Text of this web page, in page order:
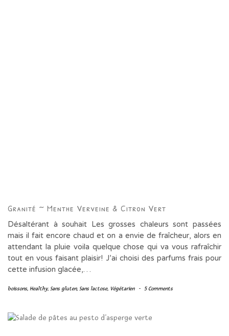
Granité ~ Menthe Verveine & Citron Vert
Désaltérant à souhait Les grosses chaleurs sont passées
mais il fait encore chaud et on a envie de fraîcheur, alors en
attendant la pluie voila quelque chose qui va vous rafraîchir
tout en vous faisant plaisir! J’ai choisi des parfums frais pour
cette infusion glacée,…
boissons, Healthy, Sans gluten, Sans lactose, Végétarien - 5 Comments